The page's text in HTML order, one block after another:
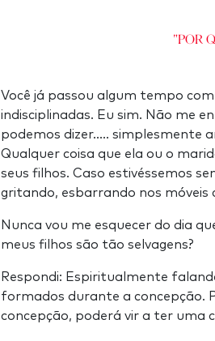
"Por
Você já passou algum tempo
indisciplinadas. Eu sim. Não me
podemos dizer….. simplesmente
Qualquer coisa que ela ou o
seus filhos. Caso estivéssemos
gritando, esbarrando nos móveis
Nunca vou me esquecer do dia
meus filhos são tão selvagens?
Respondi: Espiritualmente
formados durante a concepção.
concepção, poderá vir a ter uma